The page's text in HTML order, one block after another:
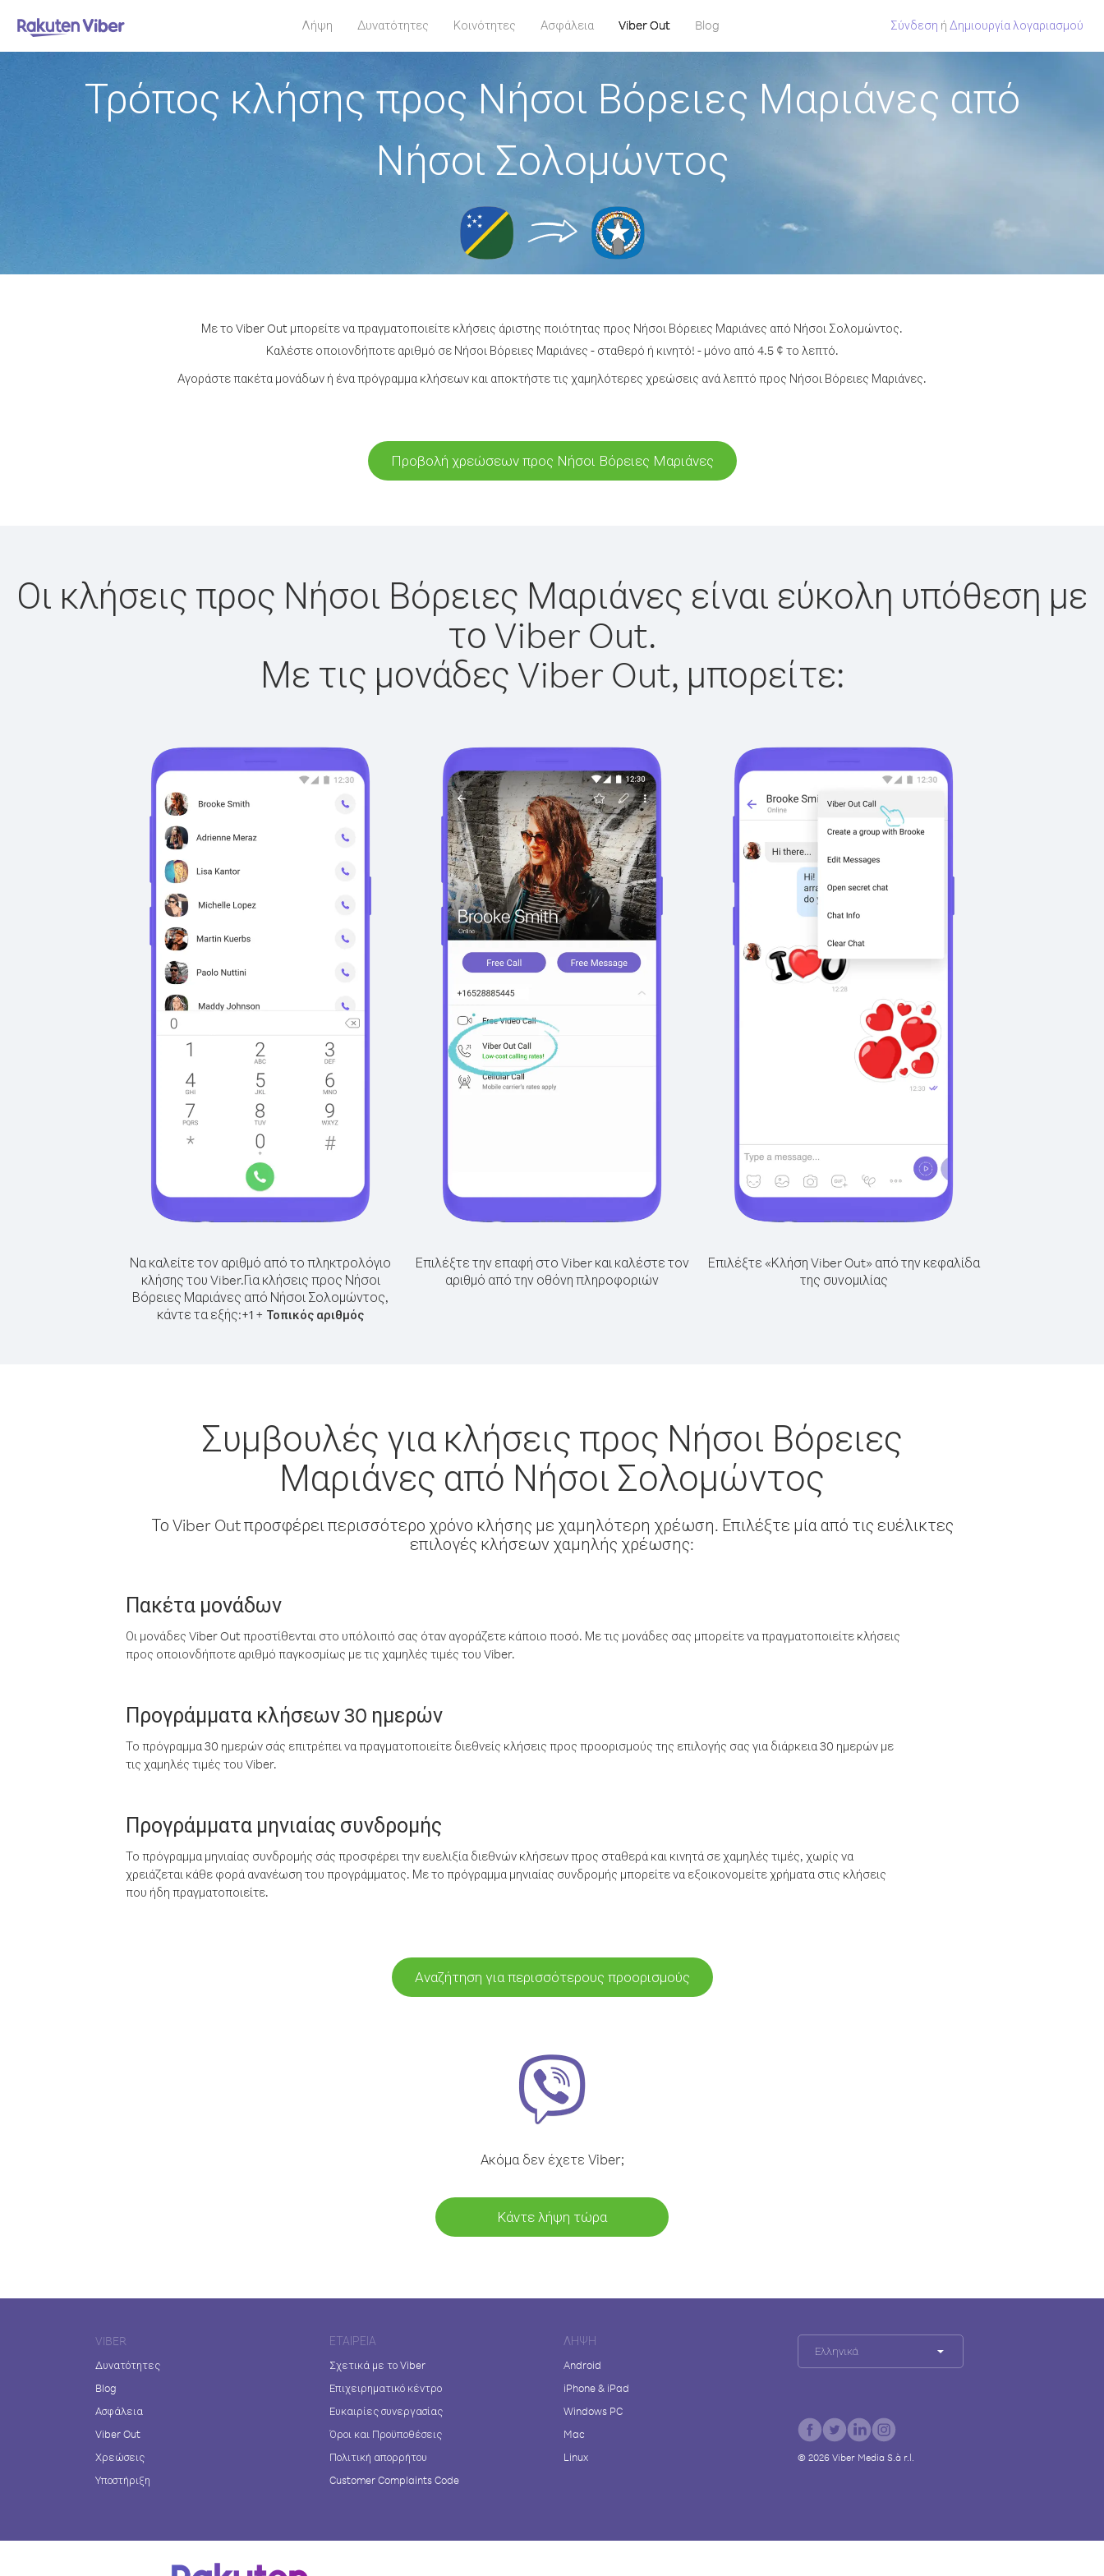
Λήψη Δυνατότητες Κοινότητες Ασφάλεια Viber Out Blog Σύνδεση ή Δημιουργία λογαριασμού
Τρόπος κλήσης προς Νήσοι Βόρειες Μαριάνες από
Νήσοι Σολομώντος
Με το Viber Out μπορείτε να πραγματοποιείτε κλήσεις άριστης ποιότητας προς Νήσοι Βόρειες Μαριάνες από Νήσοι Σολομώντος.
Καλέστε οποιονδήποτε αριθμό σε Νήσοι Βόρειες Μαριάνες - σταθερό ή κινητό! - μόνο από 4.5 ¢ το λεπτό.
Αγοράστε πακέτα μονάδων ή ένα πρόγραμμα κλήσεων και αποκτήστε τις χαμηλότερες χρεώσεις ανά λεπτό προς Νήσοι Βόρειες Μαριάνες.
Προβολή χρεώσεων προς Νήσοι Βόρειες Μαριάνες
Οι κλήσεις προς Νήσοι Βόρειες Μαριάνες είναι εύκολη υπόθεση με
το Viber Out.
Με τις μονάδες Viber Out, μπορείτε:
Να καλείτε τον αριθμό από το πληκτρολόγιο
κλήσης του Viber.Για κλήσεις προς Νήσοι
Βόρειες Μαριάνες από Νήσοι Σολομώντος,
κάντε τα εξής:+1 + Τοπικός αριθμός
Επιλέξτε την επαφή στο Viber και καλέστε τον
αριθμό από την οθόνη πληροφοριών
Επιλέξτε «Κλήση Viber Out» από την κεφαλίδα
της συνομιλίας
Συμβουλές για κλήσεις προς Νήσοι Βόρειες
Μαριάνες από Νήσοι Σολομώντος
Το Viber Out προσφέρει περισσότερο χρόνο κλήσης με χαμηλότερη χρέωση. Επιλέξτε μία από τις ευέλικτες
επιλογές κλήσεων χαμηλής χρέωσης:
Πακέτα μονάδων
Οι μονάδες Viber Out προστίθενται στο υπόλοιπό σας όταν αγοράζετε κάποιο ποσό. Με τις μονάδες σας μπορείτε να πραγματοποιείτε κλήσεις
προς οποιονδήποτε αριθμό παγκοσμίως με τις χαμηλές τιμές του Viber.
Προγράμματα κλήσεων 30 ημερών
Το πρόγραμμα 30 ημερών σάς επιτρέπει να πραγματοποιείτε διεθνείς κλήσεις προς προορισμούς της επιλογής σας για διάρκεια 30 ημερών με
τις χαμηλές τιμές του Viber.
Προγράμματα μηνιαίας συνδρομής
Το πρόγραμμα μηνιαίας συνδρομής σάς προσφέρει την ευελιξία διεθνών κλήσεων προς σταθερά και κινητά σε χαμηλές τιμές, χωρίς να
χρειάζεται κάθε φορά ανανέωση του προγράμματος. Με το πρόγραμμα μηνιαίας συνδρομής μπορείτε να εξοικονομείτε χρήματα στις κλήσεις
που ήδη πραγματοποιείτε.
Αναζήτηση για περισσότερους προορισμούς
Ακόμα δεν έχετε Viber;
Κάντε λήψη τώρα
VIBER
Δυνατότητες
Blog
Ασφάλεια
Viber Out
Χρεώσεις
Υποστήριξη
ΕΤΑΙΡΕΊΑ
Σχετικά με το Viber
Επιχειρηματικό κέντρο
Ευκαιρίες συνεργασίας
Όροι και Προϋποθέσεις
Πολιτική απορρήτου
Customer Complaints Code
ΛΉΨΗ
Android
iPhone & iPad
Windows PC
Mac
Linux
Ελληνικά
© 2026 Viber Media S.à r.l.